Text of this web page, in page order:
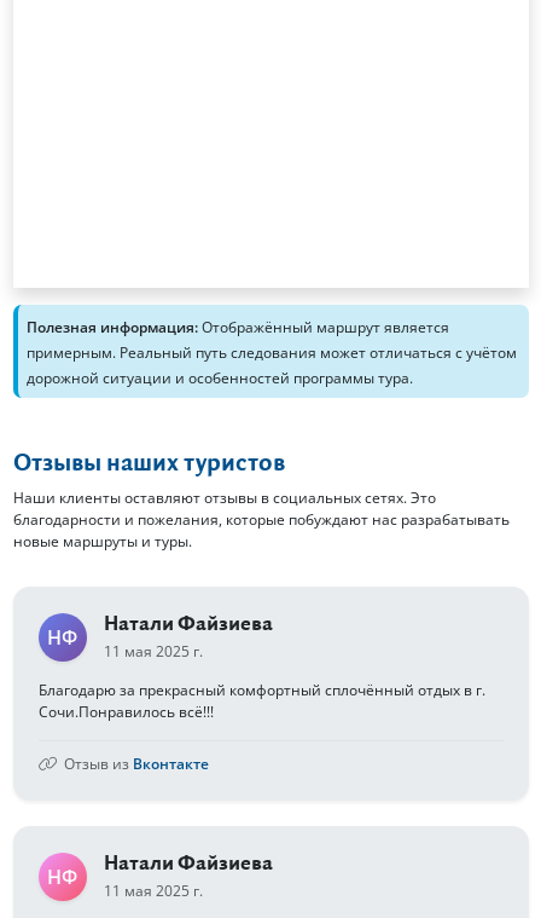
Полезная информация:Отображённый маршрут является
примерным. Реальный путь следования может отличаться с учётом
дорожной ситуации и особенностей программы тура.
Отзывы наших туристов
Наши клиенты оставляют отзывы в социальных сетях. Это
благодарности и пожелания, которые побуждают нас разрабатывать
новые маршруты и туры.
НФ
Натали Файзиева
11 мая 2025 г.
Благодарю за прекрасный комфортный сплочённый отдых в г.
Сочи.Понравилось всё!!!
Отзыв из Вконтакте
НФ
Натали Файзиева
11 мая 2025 г.